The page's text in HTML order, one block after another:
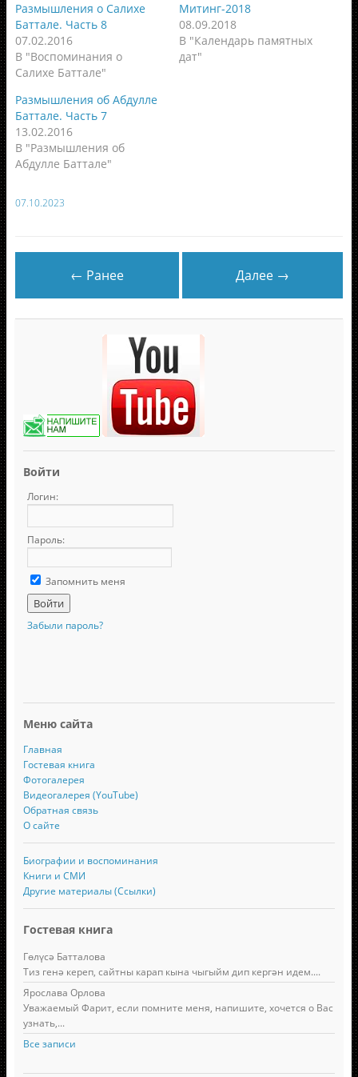
Размышления о Салихе
Баттале. Часть 8
07.02.2016
В "Воспоминания о
Салихе Баттале"
Митинг-2018
08.09.2018
В "Календарь памятных
дат"
Размышления об Абдулле
Баттале. Часть 7
13.02.2016
В "Размышления об
Абдулле Баттале"
07.10.2023
← Ранее Далее →
Войти
Логин:
Пароль:
Запомнить меня
Забыли пароль?
Меню сайта
Главная
Гостевая книга
Фотогалерея
Видеогалерея (YouTube)
Обратная связь
О сайте
Биографии и воспоминания
Книги и СМИ
Другие материалы (Ссылки)
Гостевая книга
Гөлүсә Батталова
Тиз генә кереп, сайтны карап кына чыгыйм дип кергән идем....
Ярослава Орлова
Уважаемый Фарит, если помните меня, напишите, хочется о Вас
узнать,...
Все записи